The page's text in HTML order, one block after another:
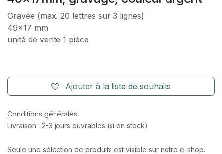
Gravée (max. 20 lettres sur 3 lignes)
49x17 mm
unité de vente 1 pièce
Ajouter à la liste de souhaits
Conditions générales
Livraison : 2-3 jours ouvrables (si en stock)
Seule une sélection de produits est visible sur notre e-shop.